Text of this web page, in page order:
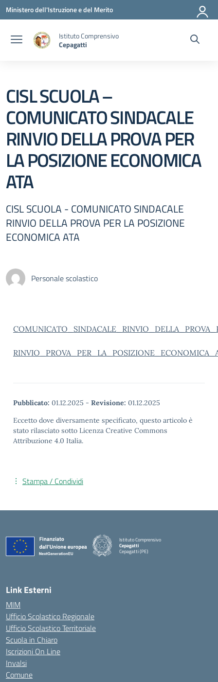
Vai ai contenuti
Vai al menu di navigazione
Vai al footer
Ministero dell'Istruzione e del Merito
Istituto Comprensivo
Cepagatti
CISL SCUOLA –
COMUNICATO SINDACALE
RINVIO DELLA PROVA PER
LA POSIZIONE ECONOMICA
ATA
CISL SCUOLA - COMUNICATO SINDACALE
RINVIO DELLA PROVA PER LA POSIZIONE
ECONOMICA ATA
Personale scolastico
Pubblicato: 01.12.2025 - Revisione: 01.12.2025
Eccetto dove diversamente specificato, questo articolo è
stato rilasciato sotto Licenza Creative Commons
Attribuzione 4.0 Italia.
Stampa / Condividi
Istituto Comprensivo
Cepagatti
Cepagatti (PE)
— Visita la pagina iniziale della scuola
Link Esterni
MIM
Ufficio Scolastico Regionale
Ufficio Scolastico Territoriale
Scuola in Chiaro
Iscrizioni On Line
Invalsi
Comune